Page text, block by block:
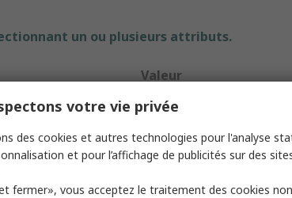
un ou plusieurs attributs.
Valeur
HAZET
Portable
votre vie privée
des cookies et autres technologies pour l'analyse
et pour l’affichage de publicités sur des
fermer», vous acceptez le traitement des cookies